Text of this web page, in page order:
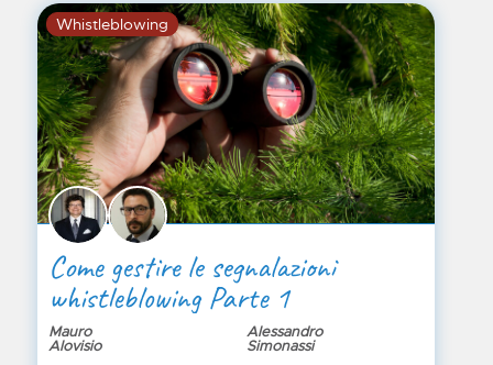
Whistleblowing
Come gestire le segnalazioni
whistleblowing Parte 1
Mauro
Alovisio
Alessandro
Simonassi